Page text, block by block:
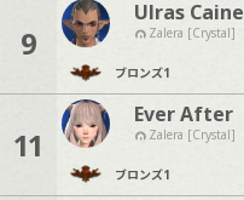
9
Ulras Caine
Zalera [Crystal]
ブロンズ1
11
Ever After
Zalera [Crystal]
ブロンズ1